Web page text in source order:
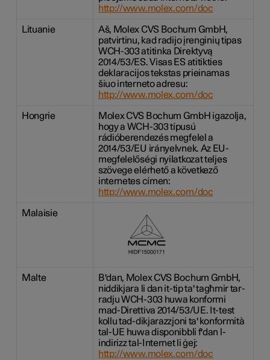
http://www.molex.com/doc
Lituanie
Aš, Molex CVS Bochum GmbH,
patvirtinu, kad radijo įrenginių tipas
WCH-303 atitinka Direktyvą
2014/53/ES. Visas ES atitikties
deklaracijos tekstas prieinamas
šiuo interneto adresu:
http://www.molex.com/doc
Hongrie
Molex CVS Bochum GmbH igazolja,
hogy a WCH-303 típusú
rádióberendezés megfelel a
2014/53/EU irányelvnek. Az EU-
megfelelőségi nyilatkozat teljes
szövege elérhető a következő
internetes címen:
http://www.molex.com/doc
Malaisie
Malte
B'dan, Molex CVS Bochum GmbH,
niddikjara li dan it-tip ta' tagħmir tar-
radju WCH-303 huwa konformi
mad-Direttiva 2014/53/UE. It-test
kollu tad-dikjarazzjoni ta' konformità
tal-UE huwa disponibbli f'dan l-
indirizz tal-Internet li ġej:
http://www.molex.com/doc